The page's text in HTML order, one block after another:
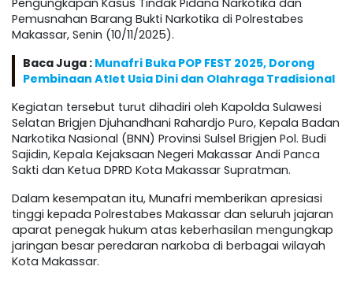
Pengungkapan Kasus Tindak Pidana Narkotika dan
Pemusnahan Barang Bukti Narkotika di Polrestabes
Makassar, Senin (10/11/2025).
Baca Juga : Munafri Buka POP FEST 2025, Dorong
Pembinaan Atlet Usia Dini dan Olahraga Tradisional
Kegiatan tersebut turut dihadiri oleh Kapolda Sulawesi
Selatan Brigjen Djuhandhani Rahardjo Puro, Kepala Badan
Narkotika Nasional (BNN) Provinsi Sulsel Brigjen Pol. Budi
Sajidin, Kepala Kejaksaan Negeri Makassar Andi Panca
Sakti dan Ketua DPRD Kota Makassar Supratman.
Dalam kesempatan itu, Munafri memberikan apresiasi
tinggi kepada Polrestabes Makassar dan seluruh jajaran
aparat penegak hukum atas keberhasilan mengungkap
jaringan besar peredaran narkoba di berbagai wilayah
Kota Makassar.